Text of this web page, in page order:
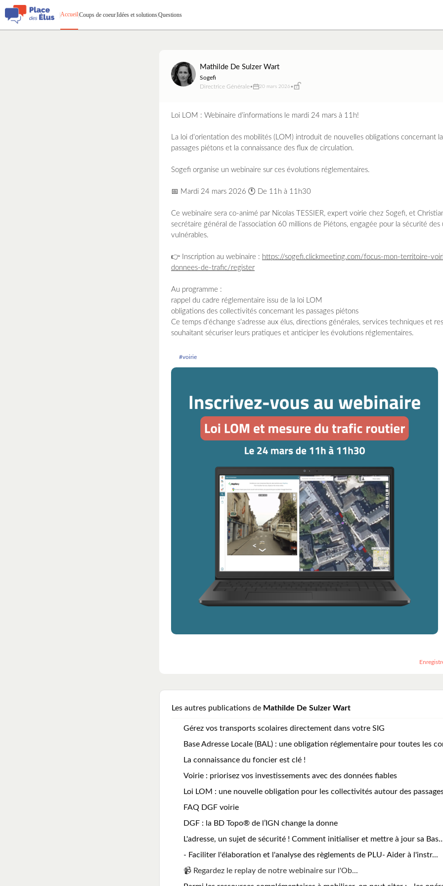
|Accueil|Coups de coeur|Idées et solutions|Questions
Mathilde De Sulzer Wart
Sogefi
Directrice Générale• 20 mars 2026 •
Loi LOM : Webinaire d’informations le mardi 24 mars à 11h!
La loi d’orientation des mobilités (LOM) introduit de nouvelles obligations concernant
passages piétons et la connaissance des flux de circulation.
Sogefi organise un webinaire sur ces évolutions réglementaires.
📅 Mardi 24 mars 2026 🕚 De 11h à 11h30
Ce webinaire sera co-animé par Nicolas TESSIER, expert voirie chez Sogefi, et
secrétaire général de l’association 60 millions de Piétons, engagée pour la sécurité des
vulnérables.
👉 Inscription au webinaire : https://sogefi.clickmeeting.com/focus-mon-territoire-
donnees-de-trafic/register
Au programme :
rappel du cadre réglementaire issu de la loi LOM
obligations des collectivités concernant les passages piétons
Ce temps d’échange s’adresse aux élus, directions générales, services techniques et
souhaitant sécuriser leurs pratiques et anticiper les évolutions réglementaires.
#voirie
Les autres publications de Mathilde De Sulzer Wart
Gérez vos transports scolaires directement dans votre SIG
Base Adresse Locale (BAL) : une obligation réglementaire pour toutes les
La connaissance du foncier est clé !
Voirie : priorisez vos investissements avec des données fiables
Loi LOM : une nouvelle obligation pour les collectivités autour des
FAQ DGF voirie
DGF : la BD Topo® de l’IGN change la donne
L'adresse, un sujet de sécurité ! Comment initialiser et mettre à jour sa
- Faciliter l'élaboration et l'analyse des règlements de PLU- Aider à l'instr...
📹 Regardez le replay de notre webinaire sur l'Ob...